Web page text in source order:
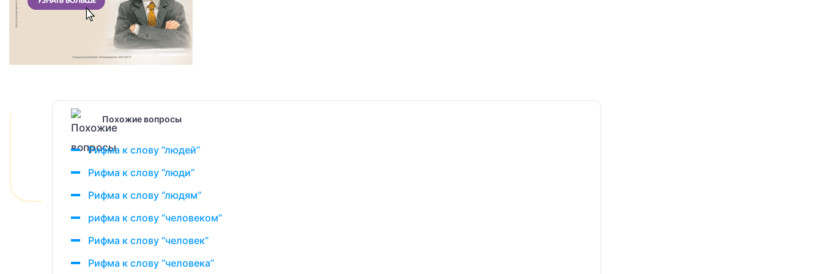
Похожие вопросы
Рифма к слову “людей”
Рифма к слову “люди”
Рифма к слову “людям”
рифма к слову “человеком”
Рифма к слову “человек”
Рифма к слову “человека”